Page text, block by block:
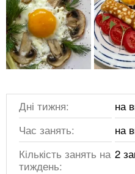
Дні тижня:
на
Час занять:
на
Кількість занять на
тиждень:
2